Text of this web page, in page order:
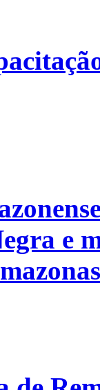
e